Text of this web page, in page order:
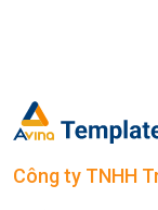
Công ty TNHH